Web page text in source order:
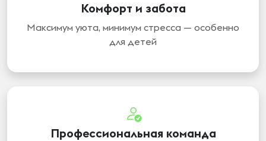
Комфорт и забота
Максимум уюта, минимум стресса — особенно
для детей
Профессиональная команда